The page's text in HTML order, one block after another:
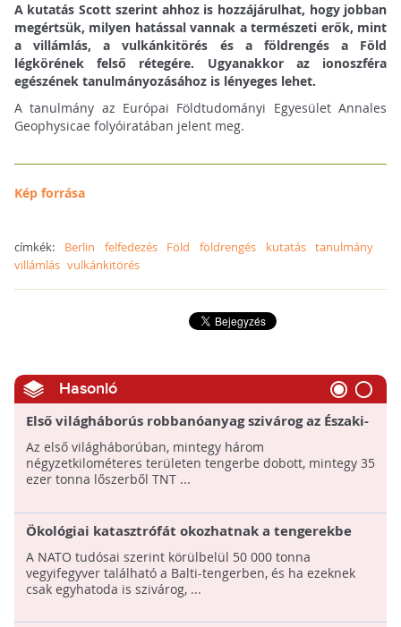
A kutatás Scott szerint ahhoz is hozzájárulhat, hogy jobban
megértsük, milyen hatással vannak a természeti erők, mint
a villámlás, a vulkánkitörés és a földrengés a Föld
légkörének felső rétegére. Ugyanakkor az ionoszféra
egészének tanulmányozásához is lényeges lehet.
A tanulmány az Európai Földtudományi Egyesület Annales
Geophysicae folyóiratában jelent meg.
Kép forrása
címkék: Berlin felfedezés Föld földrengés kutatás tanulmány
villámlás vulkánkitörés
Hasonló
Első világháborús robbanóanyag szivárog az Északi-
tengerbe a belgiumi partoknál
Az első világháborúban, mintegy három
négyzetkilométeres területen tengerbe dobott, mintegy 35
ezer tonna lőszerből TNT ...
Ökológiai katasztrófát okozhatnak a tengerekbe
dobott világháborús vegyi fegyverek: Kipusztulhat
a Balti-tenger élővilága
A NATO tudósai szerint körülbelül 50 000 tonna
vegyifegyver található a Balti-tengerben, és ha ezeknek
csak egyhatoda is szivárog, ...